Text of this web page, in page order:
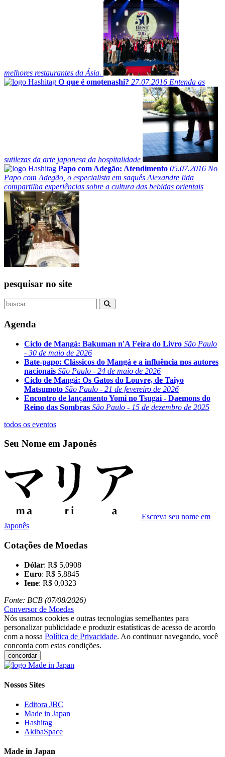
melhores restaurantes da Ásia.
O que é omotenashi? 27.07.2016 Entenda as
sutilezas da arte japonesa da hospitalidade
Papo com Adegão: Atendimento 05.07.2016 No
Papo com Adegão, o especialista em saquês Alexandre Iida
compartilha experiências sobre a cultura das bebidas orientais
pesquisar no site
Agenda
Ciclo de Mangá: Bakuman n'A Feira do Livro São Paulo
- 30 de maio de 2026
Bate-papo: Clássicos do Mangá e a influência nos autores
nacionais São Paulo - 24 de maio de 2026
Ciclo de Mangá: Os Gatos do Louvre, de Taiyo
Matsumoto São Paulo - 21 de fevereiro de 2026
Encontro de lançamento Yomi no Tsugai - Daemons do
Reino das Sombras São Paulo - 15 de dezembro de 2025
todos os eventos
Seu Nome em Japonês
Escreva seu nome em
Japonês
Cotações de Moedas
Dólar: R$ 5,0908
Euro: R$ 5,8845
Iene: R$ 0,0323
Fonte: BCB (07/08/2026)
Conversor de Moedas
Nós usamos cookies e outras tecnologias semelhantes para
personalizar publicidade e produzir estatísticas de acesso de acordo
com a nossa Política de Privacidade. Ao continuar navegando, você
concorda com estas condições.
concordar
Nossos Sites
Editora JBC
Made in Japan
Hashitag
AkibaSpace
Made in Japan